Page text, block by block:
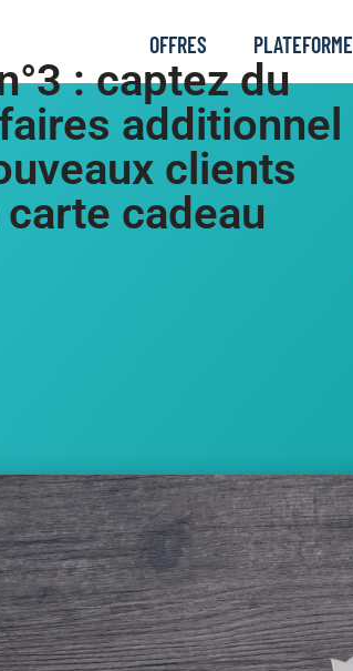
OFFRES PLATEFORME
: captez du
additionnel
clients
cadeau